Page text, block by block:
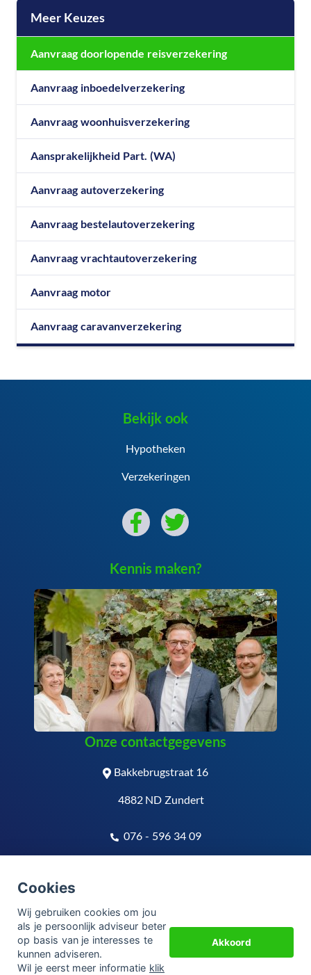
Cookies
Wij gebruiken cookies om jou
als je persoonlijk adviseur beter
op basis van je interesses te
kunnen adviseren.
Wil je eerst meer informatie klik
Akkoord
Meer Keuzes
Aanvraag doorlopende reisverzekering
Aanvraag inboedelverzekering
Aanvraag woonhuisverzekering
Aansprakelijkheid Part. (WA)
Aanvraag autoverzekering
Aanvraag bestelautoverzekering
Aanvraag vrachtautoverzekering
Aanvraag motor
Aanvraag caravanverzekering
Bekijk ook
Hypotheken
Verzekeringen
Kennis maken?
Onze contactgegevens
Bakkebrugstraat 16
4882 ND Zundert
076 - 596 34 09
Sitemap
Disclaimer